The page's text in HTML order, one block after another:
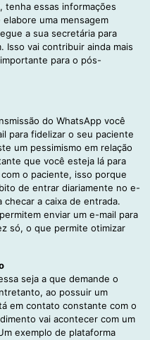
tenha essas informações
uma mensagem
a sua secretária para
Isso vai contribuir ainda mais
para o pós-
do WhatsApp você
para fidelizar o seu paciente
um pessimismo em relação
que você esteja lá para
o paciente, isso porque
de entrar diariamente no e-
checar a caixa de entrada.
enviar um e-mail para
só, o que permite otimizar
seja a que demande o
ao possuir um
em contato constante com o
vai acontecer com um
exemplo de plataforma